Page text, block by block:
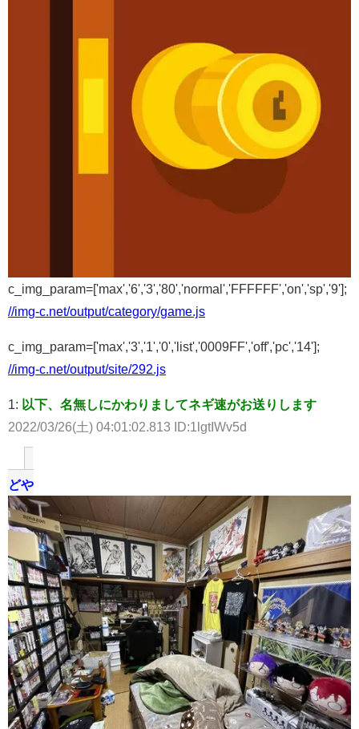
c_img_param=['max','6','3','80','normal','FFFFFF','on','sp','9'];
//img-c.net/output/category/game.js
c_img_param=['max','3','1','0','list','0009FF','off','pc','14'];
//img-c.net/output/site/292.js
1: 以下、名無しにかわりましてネギ速がお送りします
2022/03/26(土) 04:01:02.813 ID:1lgtIWv5d
どや